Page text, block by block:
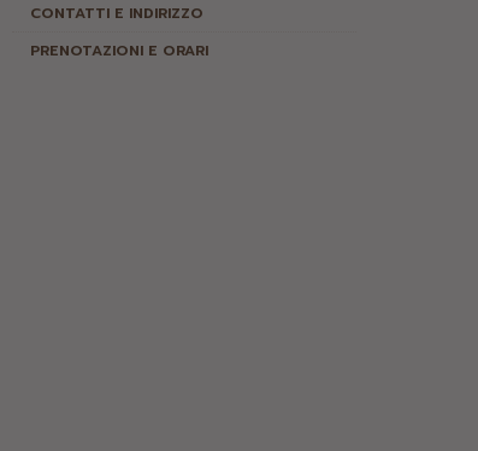
CONTATTI E INDIRIZZO
PRENOTAZIONI E ORARI